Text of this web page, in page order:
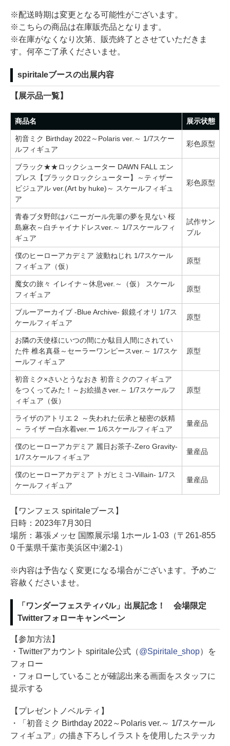
※配送時期は変更となる可能性がございます。
※こちらの商品は在庫販売品となります。
※在庫がなくなり次第、販売終了とさせていただきま
す。何卒ご了承くださいませ。
spiritaleブースの出展内容
【展示品一覧】
商品名 展示状態
初音ミク Birthday 2022～Polaris ver.～ 1/7スケー
ルフィギュア
彩色原型
ブラック★★ロックシューター DAWN FALL エン
プレス【ブラックロックシューター】～ティザー
ビジュアル ver.(Art by huke)～ スケールフィギュ
ア
彩色原型
青春ブタ野郎はバニーガール先輩の夢を見ない 桜
島麻衣～白チャイナドレスver.～ 1/7スケールフィ
ギュア
試作サン
プル
僕のヒーローアカデミア 波動ねじれ 1/7スケール
フィギュア（仮）
原型
魔女の旅々 イレイナ～休息ver.～（仮） スケール
フィギュア
原型
ブルーアーカイブ -Blue Archive- 銀鏡イオリ 1/7ス
ケールフィギュア
原型
お隣の天使様にいつの間にか駄目人間にされてい
た件 椎名真昼～セーラーワンピースver.～ 1/7スケ
ールフィギュア
原型
初音ミク×さいとうなおき 初音ミクのフィギュア
をつくってみた！～お絵描きver.～ 1/7スケールフ
ィギュア（仮）
原型
ライザのアトリエ２ ～失われた伝承と秘密の妖精
～ ライザ ー白水着ver.ー 1/6スケールフィギュア
量産品
僕のヒーローアカデミア 麗日お茶子-Zero Gravity-
1/7スケールフィギュア
量産品
僕のヒーローアカデミア トガヒミコ-Villain- 1/7ス
ケールフィギュア
量産品
【ワンフェス spiritaleブース】
日時：2023年7月30日
場所：幕張メッセ 国際展示場 1ホール 1-03（〒261-855
0 千葉県千葉市美浜区中瀬2-1）
※内容は予告なく変更になる場合がございます。予めご
容赦くださいませ。
「ワンダーフェスティバル」出展記念！ 会場限定
Twitterフォローキャンペーン
【参加方法】
・Twitterアカウント spiritale公式（@Spiritale_shop）を
フォロー
・フォローしていることが確認出来る画面をスタッフに
提示する
【プレゼントノベルティ】
・「初音ミク Birthday 2022～Polaris ver.～ 1/7スケール
フィギュア」の描き下ろしイラストを使用したステッカ